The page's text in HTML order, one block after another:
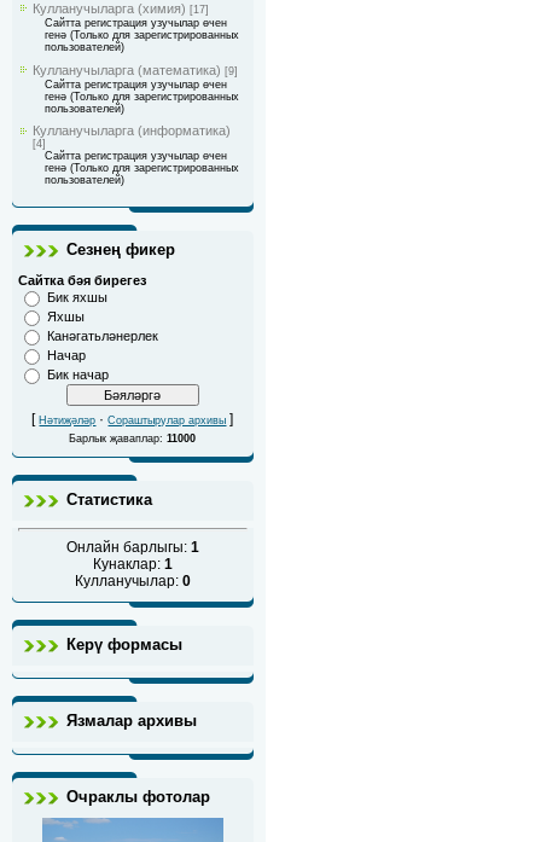
Кулланучыларга (химия) [17]
Сайтта регистрация узучылар өчен
генә (Только для зарегистрированных
пользователей)
Кулланучыларга (математика) [9]
Сайтта регистрация узучылар өчен
генә (Только для зарегистрированных
пользователей)
Кулланучыларга (информатика)
[4]
Сайтта регистрация узучылар өчен
генә (Только для зарегистрированных
пользователей)
Сезнең фикер
Сайтка бәя бирегез
Бик яхшы
Яхшы
Канәгатьләнерлек
Начар
Бик начар
[Нәтиҗәләр ·Сораштырулар архивы ]
Барлык җаваплар:11000
Статистика
Онлайн барлыгы: 1
Кунаклар: 1
Кулланучылар: 0
Керү формасы
Язмалар архивы
Очраклы фотолар